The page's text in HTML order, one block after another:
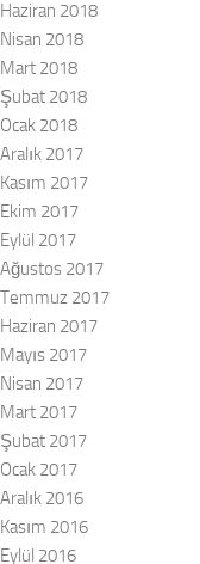
Haziran 2018
Nisan 2018
Mart 2018
Şubat 2018
Ocak 2018
Aralık 2017
Kasım 2017
Ekim 2017
Eylül 2017
Ağustos 2017
Temmuz 2017
Haziran 2017
Mayıs 2017
Nisan 2017
Mart 2017
Şubat 2017
Ocak 2017
Aralık 2016
Kasım 2016
Eylül 2016